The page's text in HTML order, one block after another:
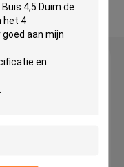
staal